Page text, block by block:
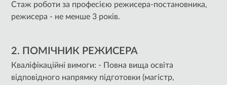
Стаж роботи за професією режисера-постановника,
режисера - не менше 3 років.
2. ПОМІЧНИК РЕЖИСЕРА
Кваліфікаційні вимоги: - Повна вища освіта
відповідного напрямку підготовки (магістр,